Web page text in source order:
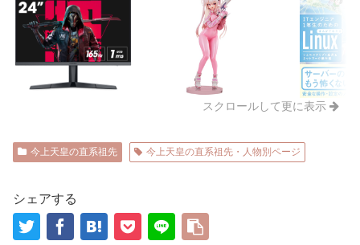
スクロールして更に表示
今上天皇の直系祖先 今上天皇の直系祖先・人物別ページ
シェアする